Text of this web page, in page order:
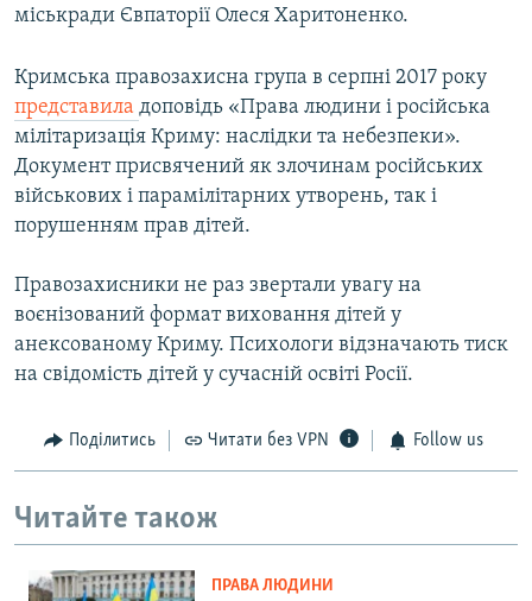
міськради Євпаторії Олеся Харитоненко.
Кримська правозахисна група в серпні 2017 року
представила доповідь «Права людини і російська
мілітаризація Криму: наслідки та небезпеки».
Документ присвячений як злочинам російських
військових і парамілітарних утворень, так і
порушенням прав дітей.
Правозахисники не раз звертали увагу на
воєнізований формат виховання дітей у
анексованому Криму. Психологи відзначають тиск
на свідомість дітей у сучасній освіті Росії.
Поділитись Читати без VPN Follow us
Читайте також
ПРАВА ЛЮДИНИ